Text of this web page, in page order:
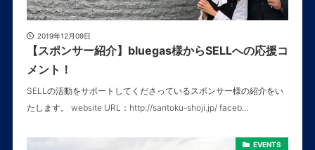
2019年12月09日
【スポンサー紹介】bluegas様からSELLへの応援コ
メント！
SELLの活動をサポートしてくださっているスポンサー様の紹介をい
たします。 website URL：http://santoku-shoji.jp/ faceb…
EVENTS